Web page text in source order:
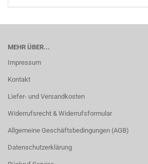
MEHR ÜBER...
Impressum
Kontakt
Liefer- und Versandkosten
Widerrufsrecht & Widerrufsformular
Allgemeine Geschäftsbedingungen (AGB)
Datenschutzerklärung